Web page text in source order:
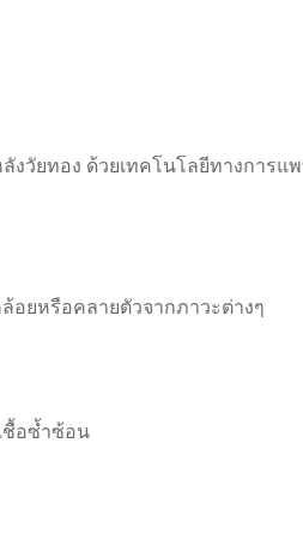
ยทอง ด้วยเทคโนโลยีทางการ
อยหรือคลายตัวจากภาวะต่างๆ
ชื้อซ้ำซ้อน